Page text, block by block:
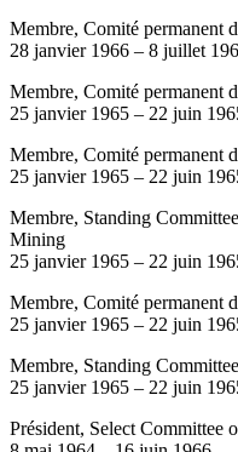
Membre, Comité permanent
28 janvier 1966 – 8 juillet
Membre, Comité permanent
25 janvier 1965 – 22 juin
Membre, Comité permanent
25 janvier 1965 – 22 juin
Membre, Standing
Mining
25 janvier 1965 – 22 juin
Membre, Comité permanent
25 janvier 1965 – 22 juin
Membre, Standing
25 janvier 1965 – 22 juin
Président, Select Committee